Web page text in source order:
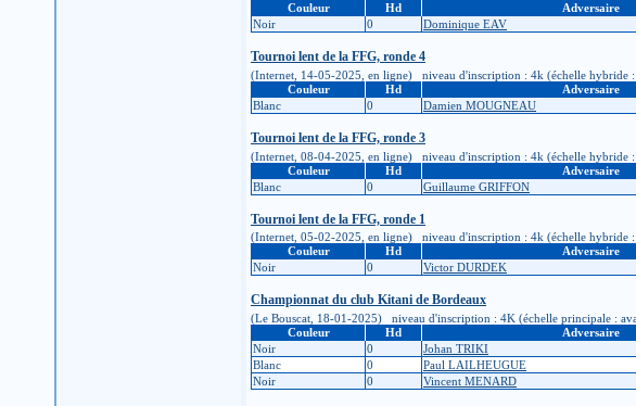
Couleur
Hd Adversaire
Noir
0 Dominique EAV
Tournoi lent de la FFG, ronde 4
(Internet, 14-05-2025, en ligne) niveau d'inscription : 4k (échelle hybride :
Couleur
Hd Adversaire
Blanc
0 Damien MOUGNEAU
Tournoi lent de la FFG, ronde 3
(Internet, 08-04-2025, en ligne) niveau d'inscription : 4k (échelle hybride :
Couleur
Hd Adversaire
Blanc
0 Guillaume GRIFFON
Tournoi lent de la FFG, ronde 1
(Internet, 05-02-2025, en ligne) niveau d'inscription : 4k (échelle hybride :
Couleur
Hd Adversaire
Noir
0 Victor DURDEK
Championnat du club Kitani de Bordeaux
(Le Bouscat, 18-01-2025) niveau d'inscription : 4K (échelle principale :
Couleur
Hd Adversaire
Noir
0 Johan TRIKI
Blanc
0 Paul LAILHEUGUE
Noir
0 Vincent MENARD